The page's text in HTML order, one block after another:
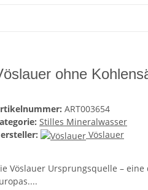
ohne
ART003654
Stilles Mineralwasser
Vöslauer
Vöslauer Ursprungsquelle –